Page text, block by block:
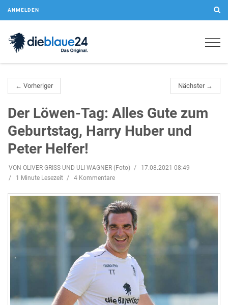
ANMELDEN
← Vorheriger Nächster →
Der Löwen-Tag: Alles Gute zum
Geburtstag, Harry Huber und
Peter Helfer!
VON OLIVER GRISS UND ULI WAGNER (Foto)
17.08.2021 08:49
1 Minute Lesezeit
4 Kommentare